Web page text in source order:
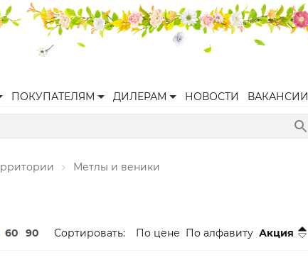
ПОКУПАТЕЛЯМ ДИЛЕРАМ НОВОСТИ ВАКАНСИИ
Метлы и веники
60 90 Сортировать: По цене По алфавиту Акция